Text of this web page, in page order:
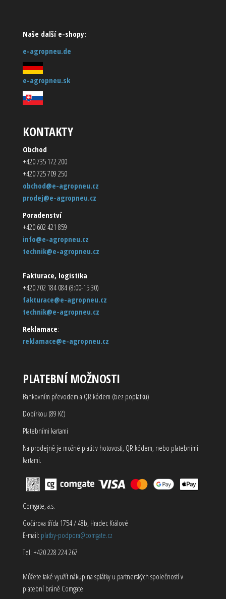
Naše další e-shopy:
e-agropneu.de
e-agropneu.sk
KONTAKTY
Obchod
+420 735 172 200
+420 725 709 250
obchod@e-agropneu.cz
prodej@e-agropneu.cz
Poradenství
+420 602 421 859
info@e-agropneu.cz
technik@e-agropneu.cz
Fakturace, logistika
+420 702 184 084 (8:00-15:30)
fakturace@e-agropneu.cz
technik@e-agropneu.cz
Reklamace:
reklamace@e-agropneu.cz
PLATEBNÍ MOŽNOSTI
Bankovním převodem a QR kódem (bez poplatku)
Dobírkou (89 Kč)
Platebními kartami
Na prodejně je možné platit v hotovosti, QR kódem, nebo platebními
kartami.
Comgate, a.s.
Gočárova třída 1754 / 48b, Hradec Králové
E-mail: platby-podpora@comgate.cz
Tel: +420 228 224 267
Můžete také využít nákup na splátky u partnerských společností v
platební bráně Comgate.